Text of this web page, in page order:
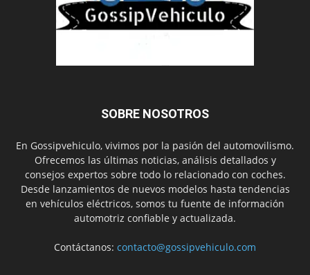
SOBRE NOSOTROS
En Gossipvehiculo, vivimos por la pasión del automovilismo.
Ofrecemos las últimas noticias, análisis detallados y
consejos expertos sobre todo lo relacionado con coches.
Desde lanzamientos de nuevos modelos hasta tendencias
en vehículos eléctricos, somos tu fuente de información
automotriz confiable y actualizada.
Contáctanos: contacto@gossipvehiculo.com